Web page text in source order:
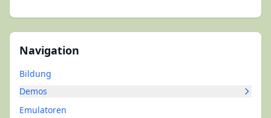
Navigation
Bildung
Demos
Emulatoren